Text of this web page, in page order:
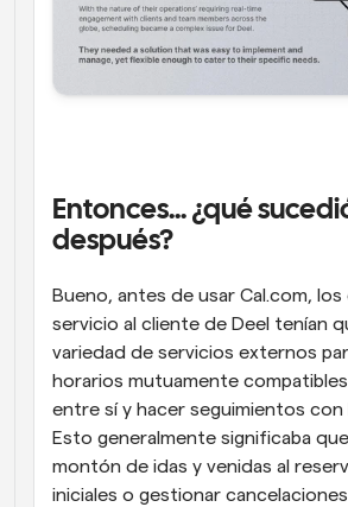
Entonces... ¿qué
después?
Bueno, antes de usar Cal.com,
servicio al cliente de Deel tenían
variedad de servicios externos
horarios mutuamente
entre sí y hacer seguimientos con
Esto generalmente significaba
montón de idas y venidas al
iniciales o gestionar